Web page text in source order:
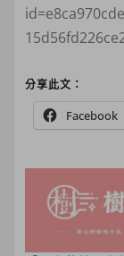
分享此文：
Facebook